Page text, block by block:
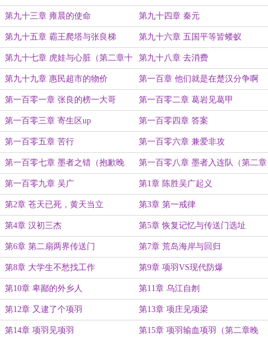
第九十三章 雍晨的使命 第九十四章 秦元
第九十五章 霸王爬塔与张良梯 第九十六章 五国平等皆蝼蚁
第九十七章 虎娃与心脏（第二章十
点左右发）
第九十八章 去消费
第九十九章 惠民超市的物价 第一百章 他们就是在楚汉分争啊
第一百零一章 张良的榜一大哥 第一百零二章 葛岩见葛甲
第一百零三章 寄生区up 第一百零四章 答案
第一百零五章 苦行 第一百零六章 兼爱非攻
第一百零七章 墨者之错（抱歉晚
了，只搞出一章……）
第一百零八章 墨者入连队（第二章
晚上十点左右发）
第一百零九章 吴广 第1章 陈胜吴广起义
第2章 苍天已死，黄天当立 第3章 第一戒律
第4章 汉初三杰 第5章 恢复记忆与传送门选址
第6章 第二扇两界传送门 第7章 荒岛海岸与回归
第8章 大学生不愁找工作 第9章 项羽VS现代防爆
第10章 卑鄙的外乡人 第11章 乌江自刎
第12章 又逮了个项羽 第13章 项庄见项梁
第14章 项羽见项羽 第15章 项羽输血项羽（第二章晚